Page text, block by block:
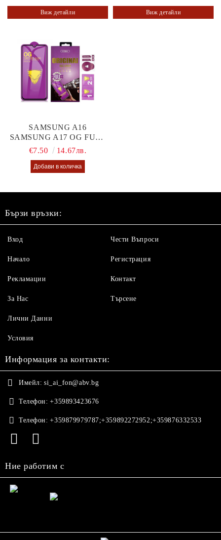
Виж детайли Виж детайли
SAMSUNG A16
SAMSUNG A17 OG FULL
GLUE GLASS
€7.50 14.67лв.
Бързи връзки:
Вход
Начало
Рекламации
За Нас
Чести Въпроси
Регистрация
Контакт
Търсене
Лични Данни
Условия
Информация за контакти:
Имейл: si_ai_fon@abv.bg
Телефон: +359893423676
Телефон: +359879979787;+359892272952;+359876332533
Ние работим с